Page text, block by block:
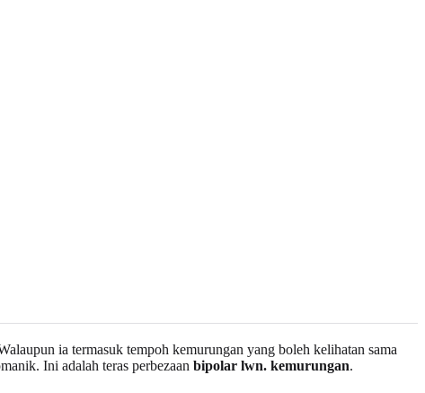
ia termasuk tempoh kemurungan yang boleh kelihatan sama
Ini adalah teras perbezaan bipolar lwn. kemurungan.